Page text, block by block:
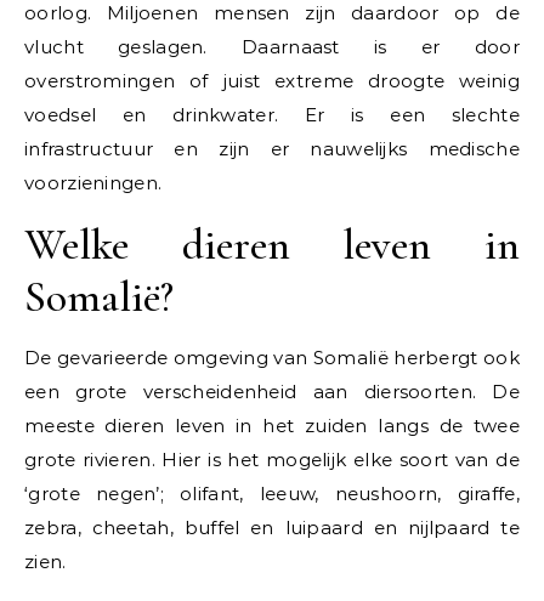
oorlog. Miljoenen mensen zijn daardoor op de
vlucht geslagen. Daarnaast is er door
overstromingen of juist extreme droogte weinig
voedsel en drinkwater. Er is een slechte
infrastructuur en zijn er nauwelijks medische
voorzieningen.
Welke dieren leven in
Somalië?
De gevarieerde omgeving van Somalië herbergt ook
een grote verscheidenheid aan diersoorten. De
meeste dieren leven in het zuiden langs de twee
grote rivieren. Hier is het mogelijk elke soort van de
‘grote negen’; olifant, leeuw, neushoorn, giraffe,
zebra, cheetah, buffel en luipaard en nijlpaard te
zien.